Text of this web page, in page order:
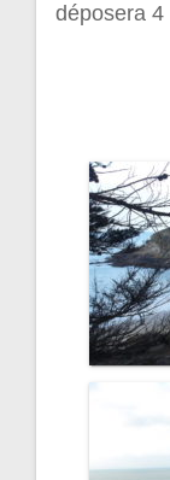
déposera